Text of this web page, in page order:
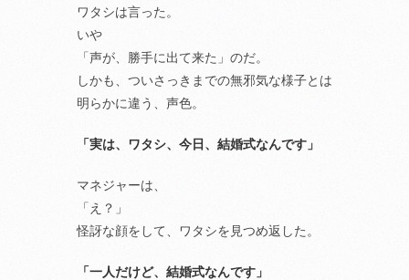
ワタシは言った。
いや
「声が、勝手に出て来た」のだ。
しかも、ついさっきまでの無邪気な様子とは
明らかに違う、声色。
「実は、ワタシ、今日、結婚式なんです」
マネジャーは、
「え？」
怪訝な顔をして、ワタシを見つめ返した。
「一人だけど、結婚式なんです」